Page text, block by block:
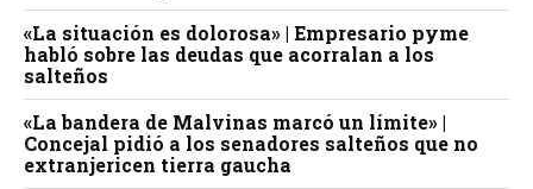
«La situación es dolorosa» | Empresario pyme
habló sobre las deudas que acorralan a los
salteños
«La bandera de Malvinas marcó un límite» |
Concejal pidió a los senadores salteños que no
extranjericen tierra gaucha